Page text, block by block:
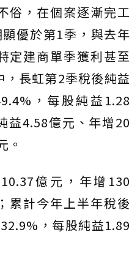
俗，在個案逐漸完工
優於第1季，與去年
定建商單季獲利甚至
長虹第2季稅後純益
，每股純益1.28
益4.58億元、年增20
。
億元，年增130
累計今年上半年稅後
，每股純益1.89